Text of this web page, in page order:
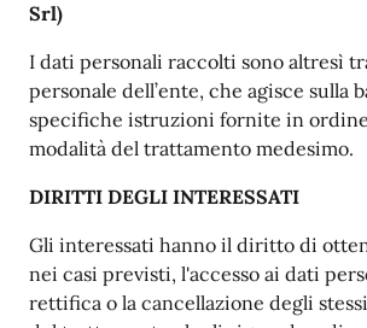
Srl)
I dati personali raccolti sono altresì
personale dell’ente, che agisce sulla
specifiche istruzioni fornite in
modalità del trattamento medesimo.
DIRITTI DEGLI INTERESSATI
Gli interessati hanno il diritto di
nei casi previsti, l'accesso ai dati
rettifica o la cancellazione degli